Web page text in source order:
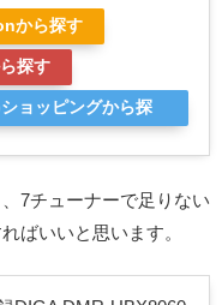
から探す
探す
ョッピングから探
7チューナーで足りない
ばいいと思います。